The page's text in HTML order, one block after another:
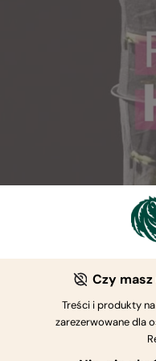
do ziół Royal Queen
konserwacji. Suszenie
smak marihuany,
Czy
Treści i produkty
zarezerwowane dla